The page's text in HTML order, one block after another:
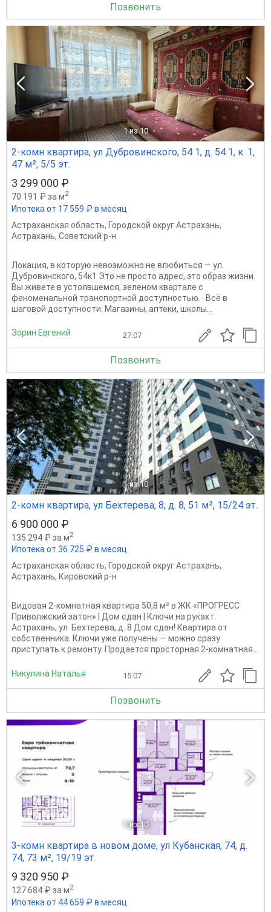
Позвонить
1 из 10
2-комн квартира, ул Дубровинского, 54 1, д. 54 1, к. 1,
47 м², 5/5 эт.
3 299 000 ₽
70 191 ₽ за м2
Ипотека от 17 559 ₽ в месяц
Астраханская область, Городской округ Астрахань,
Астрахань, Советский р-н
Локация, в которую невозможно не влюбиться — ул.
Дубровинского, 54к1 Это не просто адрес, это образ жизни.
Вы живете в устоявшемся, зеленом квартале с
феноменальной транспортной доступностью. · Всё в
шаговой доступности: Магазины, аптеки, школы...
Зорин Евгений 27.07
Позвонить
1 из 10
2-комн квартира, ул Бехтерева, 8, д. 8, 51 м², 15/24 эт.
6 900 000 ₽
135 294 ₽ за м2
Ипотека от 36 725 ₽ в месяц
Астраханская область, Городской округ Астрахань,
Астрахань, Кировский р-н
Видовая 2-комнатная квартира 50,8 м² в ЖК «ПРОГРЕСС
Приволжский затон» | Дом сдан | Ключи на руках г.
Астрахань, ул. Бехтерева, д. 8 Дом сдан! Квартира от
собственника. Ключи уже получены — можно сразу
приступать к ремонту. Продается просторная 2-комнатная...
Никулина Наталья 15.07
Позвонить
1 из 10
3-комн квартира в новом доме, ул Кубанская, 74, д.
74, 73 м², 19/19 эт.
9 320 950 ₽
127 684 ₽ за м2
Ипотека от 44 659 ₽ в месяц